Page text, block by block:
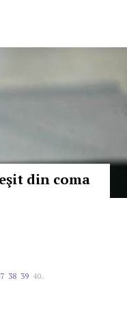
din coma
38 39 40..